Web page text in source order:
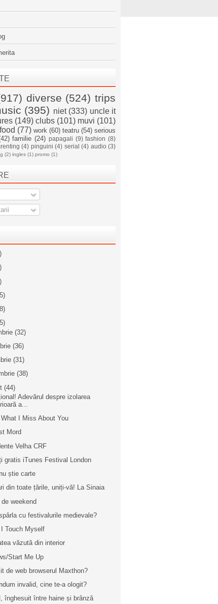
diverse (524) trips
(395) niet (333) uncle it
(149) clubs (101) muvi (101)
food (77) work (60) teatru (54) serious
familie (24) papagali (9) fashion (8)
(4) pinguini (4) serial (4) audio (3)
(2) ingles (1) promo (1)
(32)
(36)
(31)
(38)
(44)
Adevărul despre izolarea
a...
I Miss About You
Mord
Velha CRF
gratis iTunes Festival London
știe carte
din toate țările, uniți-vă! La Sinaia
weekend
cu festivalurile medievale?
Touch Myself
văzută din interior
Start Me Up
de web browserul Maxthon?
invalid, cine te-a ologit?
înghesuit între haine și brânză